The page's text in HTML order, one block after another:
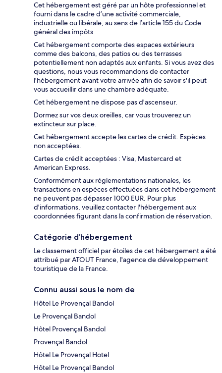
Cet hébergement est géré par un hôte professionnel et
fourni dans le cadre d’une activité commerciale,
industrielle ou libérale, au sens de l’article 155 du Code
général des impôts
Cet hébergement comporte des espaces extérieurs
comme des balcons, des patios ou des terrasses
potentiellement non adaptés aux enfants. Si vous avez des
questions, nous vous recommandons de contacter
l'hébergement avant votre arrivée afin de savoir s'il peut
vous accueillir dans une chambre adéquate.
Cet hébergement ne dispose pas d'ascenseur.
Dormez sur vos deux oreilles, car vous trouverez un
extincteur sur place.
Cet hébergement accepte les cartes de crédit. Espèces
non acceptées.
Cartes de crédit acceptées : Visa, Mastercard et
American Express.
Conformément aux réglementations nationales, les
transactions en espèces effectuées dans cet hébergement
ne peuvent pas dépasser 1000 EUR. Pour plus
d'informations, veuillez contacter l'hébergement aux
coordonnées figurant dans la confirmation de réservation.
Catégorie d’hébergement
Le classement officiel par étoiles de cet hébergement a été
attribué par ATOUT France, l'agence de développement
touristique de la France.
Connu aussi sous le nom de
Hôtel Le Provençal Bandol
Le Provençal Bandol
Hôtel Provençal Bandol
Provençal Bandol
Hôtel Le Provençal Hotel
Hôtel Le Provençal Bandol